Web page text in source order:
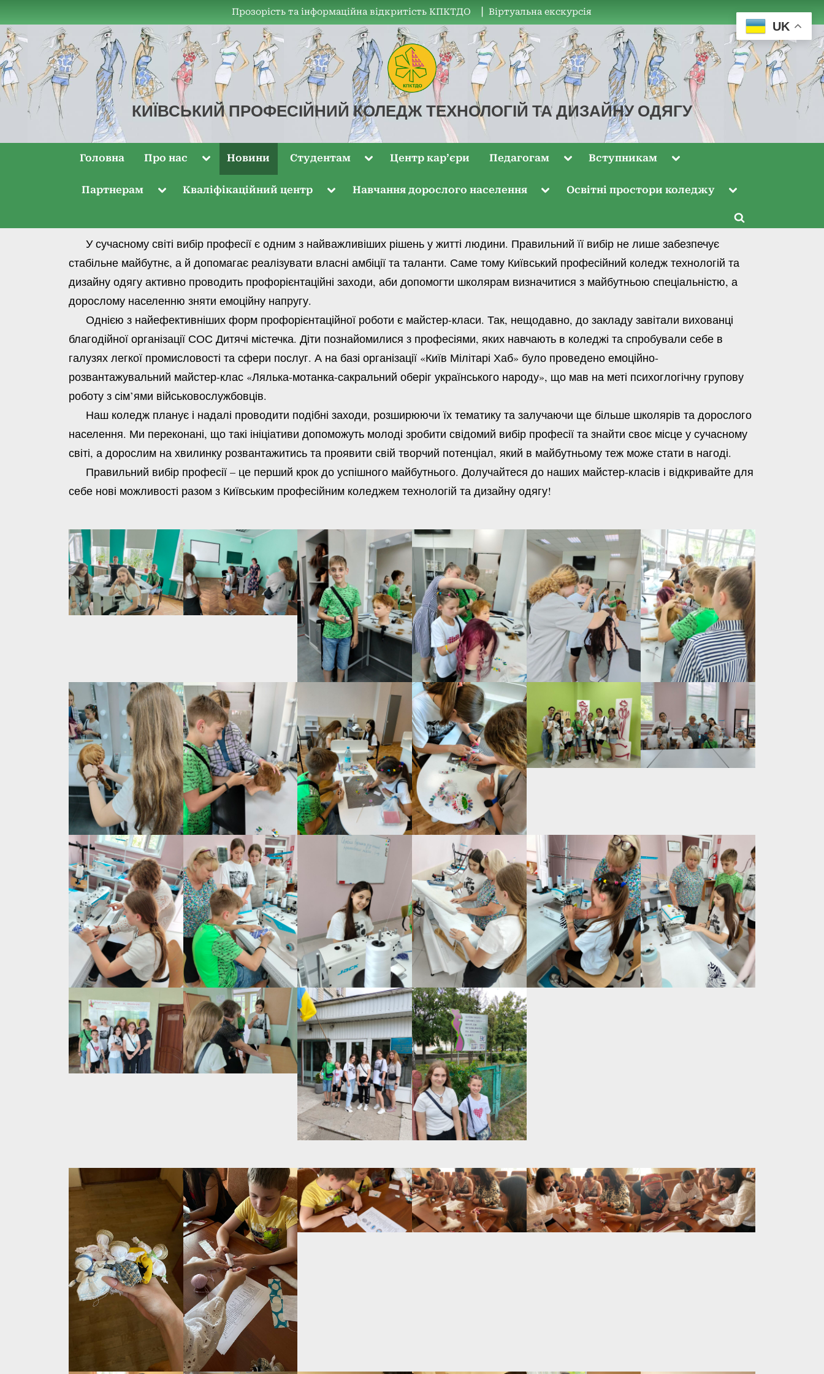
Прозорість та інформаційна відкритість КПКТДО ▏Віртуальна екскурсія
КИЇВСЬКИЙ ПРОФЕСІЙНИЙ КОЛЕДЖ ТЕХНОЛОГІЙ ТА ДИЗАЙНУ ОДЯГУ
Головна Про нас Новини Студентам Центр кар’єри Педагогам Вступникам
Партнерам Кваліфікаційний центр Навчання дорослого населення Освітні простори коледжу
У сучасному світі вибір професії є одним з найважливіших рішень у житті людини. Правильний її вибір не лише забезпечує
стабільне майбутнє, а й допомагає реалізувати власні амбіції та таланти. Саме тому Київський професійний коледж технологій та
дизайну одягу активно проводить профорієнтаційні заходи, аби допомогти школярам визначитися з майбутньою спеціальністю, а
дорослому населенню зняти емоційну напругу.
Однією з найефективніших форм профорієнтаційної роботи є майстер-класи. Так, нещодавно, до закладу завітали вихованці
благодійної організації СОС Дитячі містечка. Діти познайомилися з професіями, яких навчають в коледжі та спробували себе в
галузях легкої промисловості та сфери послуг. А на базі організації «Київ Мілітарі Хаб» було проведено емоційно-
розвантажувальний майстер-клас «Лялька-мотанка-сакральний оберіг українського народу», що мав на меті психоглогічну групову
роботу з сім’ями військовослужбовців.
Наш коледж планує і надалі проводити подібні заходи, розширюючи їх тематику та залучаючи ще більше школярів та дорослого
населення. Ми переконані, що такі ініціативи допоможуть молоді зробити свідомий вибір професії та знайти своє місце у сучасному
світі, а дорослим на хвилинку розвантажитись та проявити свій творчий потенціал, який в майбутньому теж може стати в нагоді.
Правильний вибір професії – це перший крок до успішного майбутнього. Долучайтеся до наших майстер-класів і відкривайте для
себе нові можливості разом з Київським професійним коледжем технологій та дизайну одягу!
UK